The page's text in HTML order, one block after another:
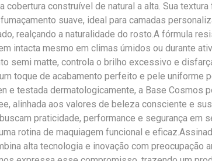
cobertura construível de natural a alta. Sua
suave, ideal para camadas
realçando a naturalidade do rosto.A fórmula
intacta mesmo em climas úmidos ou durante
semi matte, controla o brilho excessivo e
toque de acabamento perfeito e pele uniforme
e testada dermatologicamente, a Base Cosmos
alinhada aos valores de beleza consciente e
praticidade, performance e segurança em
rotina de maquiagem funcional e
alta tecnologia e inovação com preocupação